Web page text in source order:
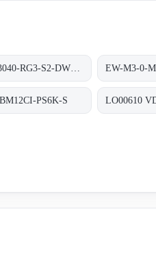
EW-M3-0-M
PS6K-S LO00610